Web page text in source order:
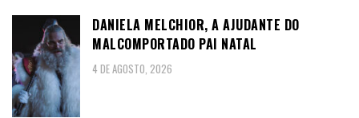
DANIELA MELCHIOR, A AJUDANTE DO
MALCOMPORTADO PAI NATAL
4 DE AGOSTO, 2026